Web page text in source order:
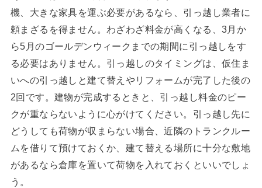
機、大きな家具を運ぶ必要があるなら、引っ越し業者に
頼まざるを得ません。わざわざ料金が高くなる、3月か
ら5月のゴールデンウィークまでの期間に引っ越しをす
る必要はありません。引っ越しのタイミングは、仮住ま
いへの引っ越しと建て替えやリフォームが完了した後の
2回です。建物が完成するときと、引っ越し料金のピー
クが重ならないように心がけてください。引っ越し先に
どうしても荷物が収まらない場合、近隣のトランクルー
ムを借りて預けておくか、建て替える場所に十分な敷地
があるなら倉庫を置いて荷物を入れておくといいでしょ
う。